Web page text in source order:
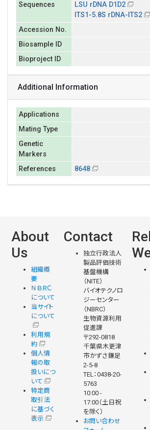
Sequences
LSU rDNA D1D2
ITS1-5.8S rDNA-ITS2
Accession No.
Biosample ID
Bioproject ID
Additional Information
Applications
Mating Type
Genetic
Markers
References
8648
About
Us
組織概
要
ＮＢＲＣ
について
当サイト
について
利用規
約
個人情
報の取
扱いにつ
いて
特定商
取引法
に基づく
表示
Contact
独立行政法人
製品評価技術
基盤機構
（NITE）
バイオテクノロ
ジーセンター
（NBRC）
生物資源利用
促進課
〒292-0818
千葉県木更津
市かずさ鎌足
2-5-8
TEL：0438-20-
5763
10:00 -
17:00（土日祝
を除く）
お問い合わせ